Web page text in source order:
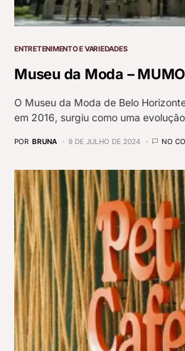
ENTRETENIMENTO E VARIEDADES
Museu da Moda – MUMO
O Museu da Moda de Belo
em 2016, surgiu como uma
POR BRUNA 9 DE JULHO DE 2024 NO